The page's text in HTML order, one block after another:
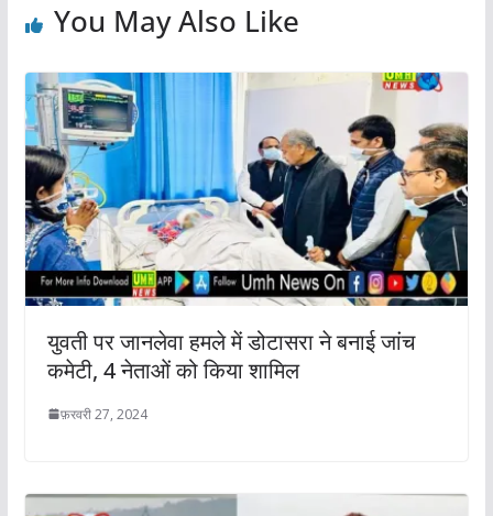
You May Also Like
युवती पर जानलेवा हमले में डोटासरा ने बनाई जांच
कमेटी, 4 नेताओं को किया शामिल
फ़रवरी 27, 2024